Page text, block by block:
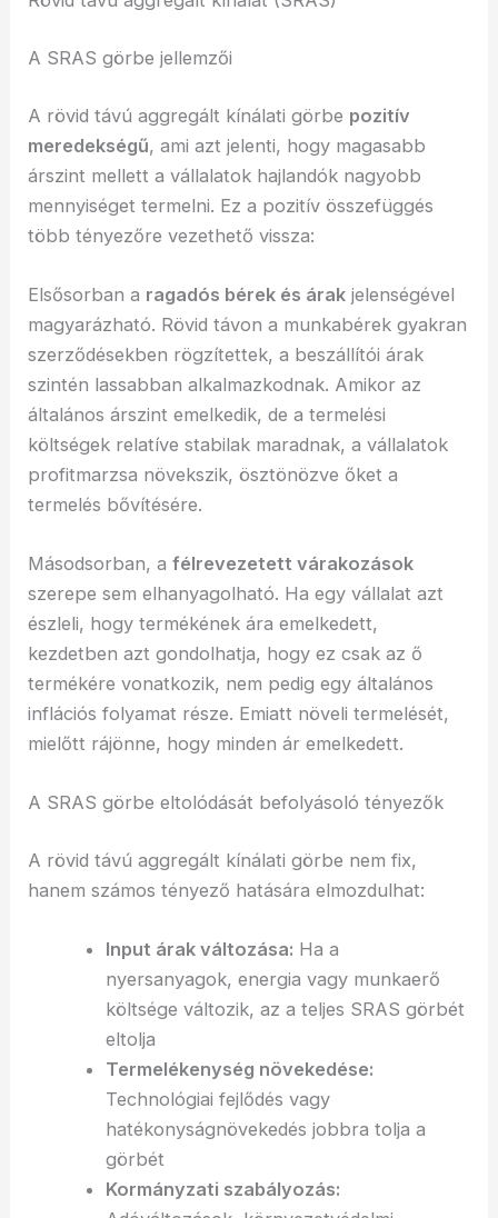
A SRAS görbe jellemzői
A rövid távú aggregált kínálati görbe pozitív
meredekségű, ami azt jelenti, hogy magasabb
árszint mellett a vállalatok hajlandók nagyobb
mennyiséget termelni. Ez a pozitív összefüggés
több tényezőre vezethető vissza:
Elsősorban a ragadós bérek és árak jelenségével
magyarázható. Rövid távon a munkabérek gyakran
szerződésekben rögzítettek, a beszállítói árak
szintén lassabban alkalmazkodnak. Amikor az
általános árszint emelkedik, de a termelési
költségek relatíve stabilak maradnak, a vállalatok
profitmarzsa növekszik, ösztönözve őket a
termelés bővítésére.
Másodsorban, afélrevezetett várakozások
szerepe sem elhanyagolható. Ha egy vállalat azt
észleli, hogy termékének ára emelkedett,
kezdetben azt gondolhatja, hogy ez csak az ő
termékére vonatkozik, nem pedig egy általános
inflációs folyamat része. Emiatt növeli termelését,
mielőtt rájönne, hogy minden ár emelkedett.
A SRAS görbe eltolódását befolyásoló tényezők
A rövid távú aggregált kínálati görbe nem fix,
hanem számos tényező hatására elmozdulhat:
Input árak változása: Ha a
nyersanyagok, energia vagy munkaerő
költsége változik, az a teljes SRAS görbét
eltolja
Termelékenység növekedése:
Technológiai fejlődés vagy
hatékonyságnövekedés jobbra tolja a
görbét
Kormányzati szabályozás: